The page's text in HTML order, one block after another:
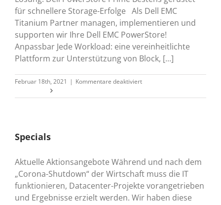
für schnellere Storage-Erfolge Als Dell EMC
Titanium Partner managen, implementieren und
supporten wir Ihre Dell EMC PowerStore!
Anpassbar Jede Workload: eine vereinheitlichte
Plattform zur Unterstützung von Block, [...]
Februar 18th, 2021 | Kommentare deaktiviertfür
PowerStore
Specials
Aktuelle Aktionsangebote Während und nach dem
„Corona-Shutdown“ der Wirtschaft muss die IT
funktionieren, Datacenter-Projekte vorangetrieben
und Ergebnisse erzielt werden. Wir haben diese